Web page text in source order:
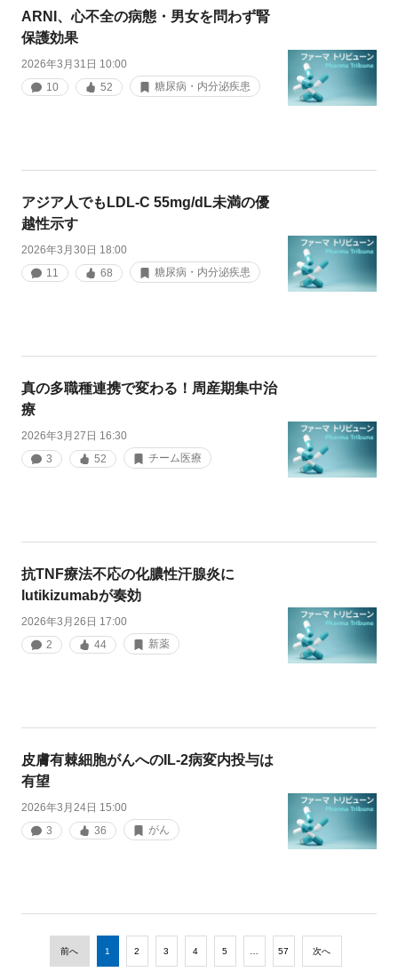
ARNI、心不全の病態・男女を問わず腎
保護効果
2026年3月31日 10:00
10
52 糖尿病・内分泌疾患
アジア人でもLDL-C 55mg/dL未満の優
越性示す
2026年3月30日 18:00
11
68 糖尿病・内分泌疾患
真の多職種連携で変わる！周産期集中治
療
2026年3月27日 16:30
3
52 チーム医療
抗TNF療法不応の化膿性汗腺炎に
lutikizumabが奏効
2026年3月26日 17:00
2
44 新薬
皮膚有棘細胞がんへのIL-2病変内投与は
有望
2026年3月24日 15:00
3
36 がん
前へ 1 2 3 4 5 … 57 次へ